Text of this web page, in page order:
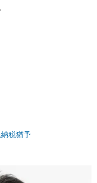
税猶予